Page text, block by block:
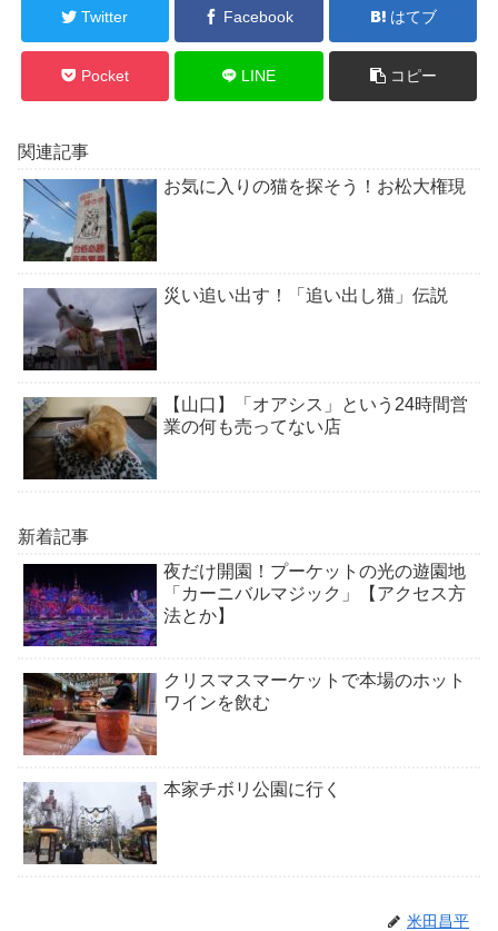
Twitter Facebook はてブ
Pocket LINE コピー
関連記事
お気に入りの猫を探そう！お松大権現
災い追い出す！「追い出し猫」伝説
【山口】「オアシス」という24時間営
業の何も売ってない店
新着記事
夜だけ開園！プーケットの光の遊園地
「カーニバルマジック」【アクセス方
法とか】
クリスマスマーケットで本場のホット
ワインを飲む
本家チボリ公園に行く
米田昌平